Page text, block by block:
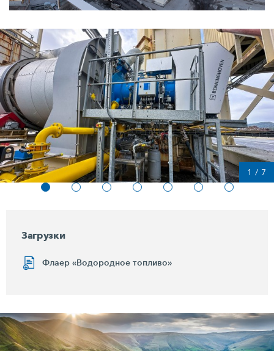
1 / 7
Загрузки
Флаер «Водородное топливо»